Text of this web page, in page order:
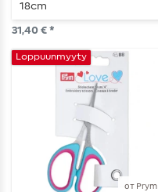
18cm
31,40 € *
от Prym
Loppuunmyyty